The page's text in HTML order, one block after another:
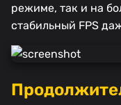
режиме, так и на
стабильный FPS